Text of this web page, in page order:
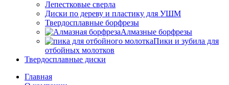
Лепестковые сверла
Диски по дереву и пластику для УШМ
Твердосплавные борфрезы
Алмазные борфрезы
Пики и зубила для
отбойных молотков
Твердосплавные диски
Главная